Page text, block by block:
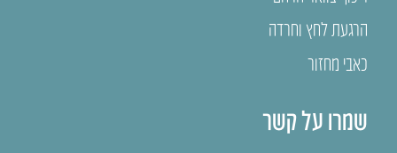
הרגעת לחץ וחרדה
כאבי מחזור
שמרו על קשר